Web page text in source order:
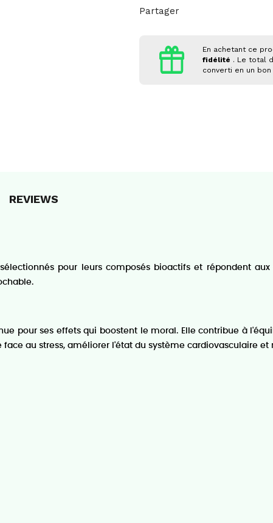
Partager
En achetant ce
fidélité . Le total
converti en un bon
REVIEWS
sélectionnés pour leurs composés bioactifs et répondent
pour ses effets qui boostent le moral. Elle contribue à
au stress, améliorer l'état du système cardiovasculaire et